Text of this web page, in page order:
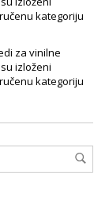
kategoriju
za vinilne
izloženi
kategoriju